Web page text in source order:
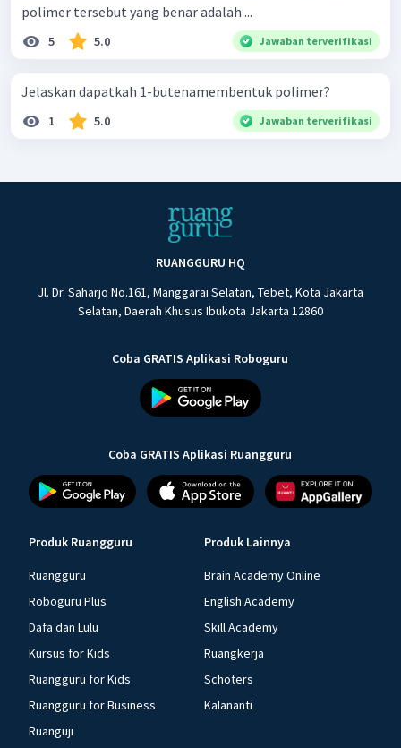
polimer tersebut yang benar adalah ...
5 5.0 Jawaban terverifikasi
Jelaskan dapatkah 1-butenamembentuk polimer?
1 5.0 Jawaban terverifikasi
RUANGGURU HQ
Jl. Dr. Saharjo No.161, Manggarai Selatan, Tebet, Kota Jakarta
Selatan, Daerah Khusus Ibukota Jakarta 12860
Coba GRATIS Aplikasi Roboguru
Coba GRATIS Aplikasi Ruangguru
Produk Ruangguru
Ruangguru
Roboguru Plus
Dafa dan Lulu
Kursus for Kids
Ruangguru for Kids
Ruangguru for Business
Ruanguji
Produk Lainnya
Brain Academy Online
English Academy
Skill Academy
Ruangkerja
Schoters
Kalananti